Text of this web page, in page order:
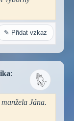
✎ Přidat vzkaz
:
Jána.